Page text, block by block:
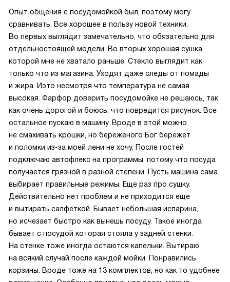
Опыт общения с посудомойкой был, поэтому могу
сравнивать. Все хорошее в пользу новой техники.
Во первых выглядит замечательно, что обязательно для
отдельностоящей модели. Во вторых хорошая сушка,
которой мне не хватало раньше. Стекло выглядит как
только что из магазина. Уходят даже следы от помады
и жира. Иэто несмотря что температура не самая
высокая. Фарфор доверить посудомойке не решаюсь, так
как очень дорогой и боюсь, что повредится рисунок. Все
остальное пускаю в машину. Вроде в этой можно
не смахивать крошки, но береженого Бог бережет
и поломки из-за моей лени не хочу. После гостей
подключаю автофлекс на программы, потому что посуда
получается грязной в разной степени. Пусть машина сама
выбирает правильные режимы. Еще раз про сушку.
Действительно нет проблем и не приходится еще
и вытирать салфеткой. Бывает небольшая испарина,
но исчезает быстро как вынешь посуду. Такое иногда
бывает с посудой которая стояла у задней стенки.
На стенке тоже иногда остаются капельки. Вытираю
на всякий случай после каждой мойки. Понравились
корзины. Вроде тоже на 13 комплектов, но как то удобнее